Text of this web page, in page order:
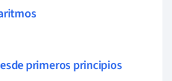
primeros principios